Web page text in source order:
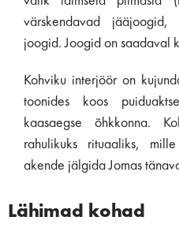
värskendavad
joogid. Joogid on saadaval
Kohviku interjöör on
toonides koos
kaasaegse õhkkonna.
rahulikuks rituaaliks,
akende jälgida Jomas
Lähimad kohad